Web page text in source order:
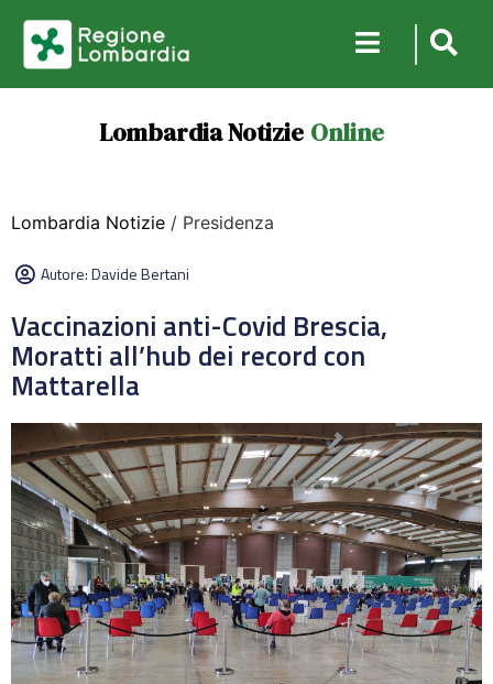
Lombardia Notizie Online
Lombardia Notizie / Presidenza
Autore:Davide Bertani
Vaccinazioni anti-Covid Brescia,
Moratti all’hub dei record con
Mattarella